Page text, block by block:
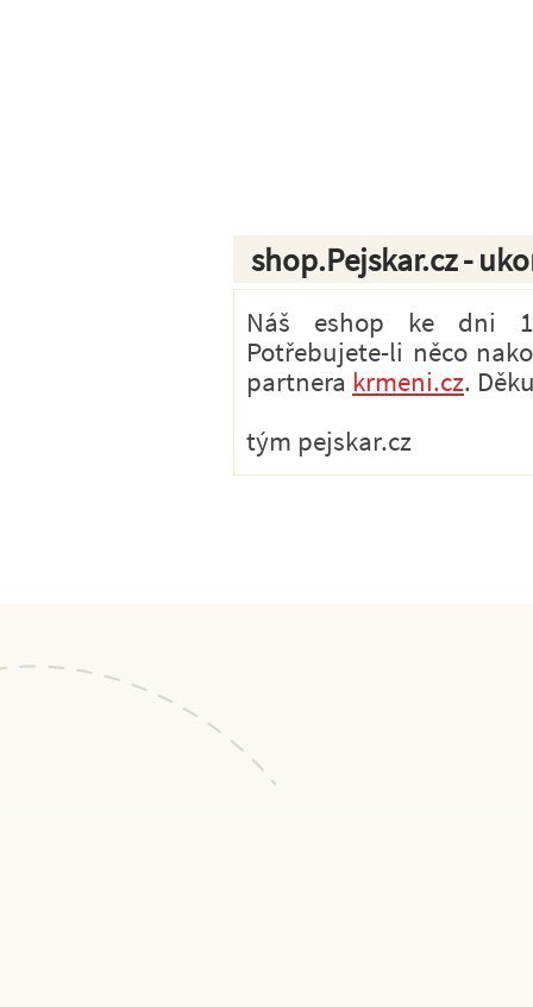
shop.Pejskar.cz -
Náš eshop ke dni
Potřebujete-li něco
partnera krmeni.cz.
tým pejskar.cz